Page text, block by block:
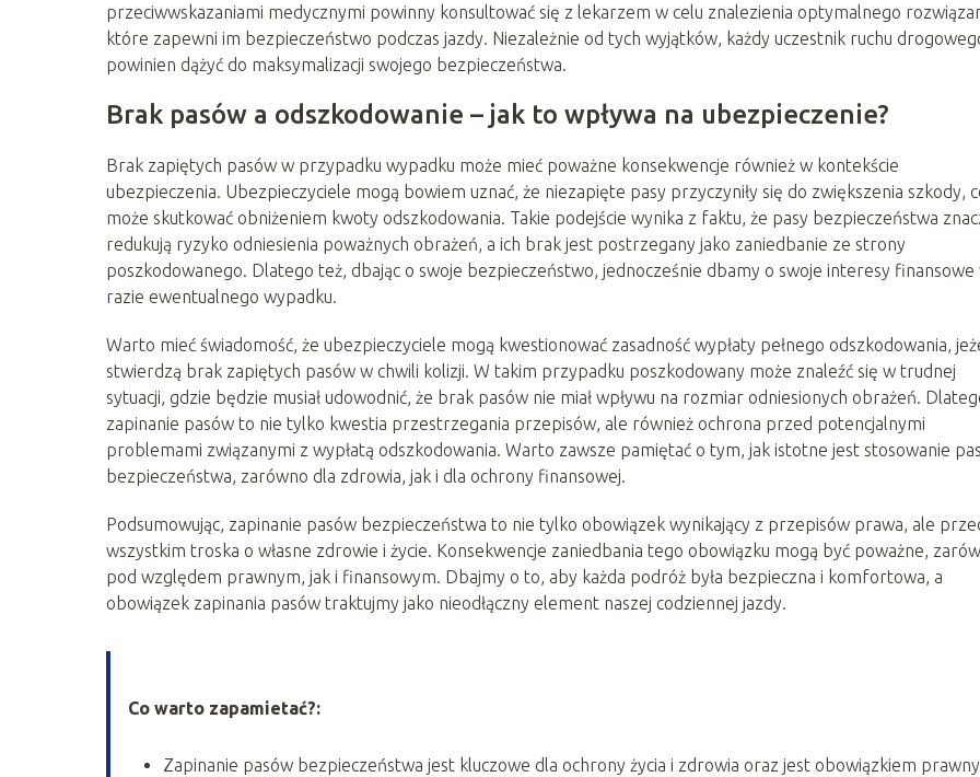
przeciwwskazaniami medycznymi powinny konsultować się z lekarzem w celu znalezienia optymalnego
które zapewni im bezpieczeństwo podczas jazdy. Niezależnie od tych wyjątków, każdy uczestnik ruchu
powinien dążyć do maksymalizacji swojego bezpieczeństwa.
Brak pasów a odszkodowanie – jak to wpływa na ubezpieczenie?
Brak zapiętych pasów w przypadku wypadku może mieć poważne konsekwencje również w kontekście
ubezpieczenia. Ubezpieczyciele mogą bowiem uznać, że niezapięte pasy przyczyniły się do zwiększenia szkody,
może skutkować obniżeniem kwoty odszkodowania. Takie podejście wynika z faktu, że pasy bezpieczeństwa
redukują ryzyko odniesienia poważnych obrażeń, a ich brak jest postrzegany jako zaniedbanie ze strony
poszkodowanego. Dlatego też, dbając o swoje bezpieczeństwo, jednocześnie dbamy o swoje interesy finansowe
razie ewentualnego wypadku.
Warto mieć świadomość, że ubezpieczyciele mogą kwestionować zasadność wypłaty pełnego odszkodowania,
stwierdzą brak zapiętych pasów w chwili kolizji. W takim przypadku poszkodowany może znaleźć się w trudnej
sytuacji, gdzie będzie musiał udowodnić, że brak pasów nie miał wpływu na rozmiar odniesionych obrażeń.
zapinanie pasów to nie tylko kwestia przestrzegania przepisów, ale również ochrona przed potencjalnymi
problemami związanymi z wypłatą odszkodowania. Warto zawsze pamiętać o tym, jak istotne jest stosowanie
bezpieczeństwa, zarówno dla zdrowia, jak i dla ochrony finansowej.
Podsumowując, zapinanie pasów bezpieczeństwa to nie tylko obowiązek wynikający z przepisów prawa, ale
wszystkim troska o własne zdrowie i życie. Konsekwencje zaniedbania tego obowiązku mogą być poważne,
pod względem prawnym, jak i finansowym. Dbajmy o to, aby każda podróż była bezpieczna i komfortowa, a
obowiązek zapinania pasów traktujmy jako nieodłączny element naszej codziennej jazdy.
Co warto zapamietać?:
Zapinanie pasów bezpieczeństwa jest kluczowe dla ochrony życia i zdrowia oraz jest obowiązkiem